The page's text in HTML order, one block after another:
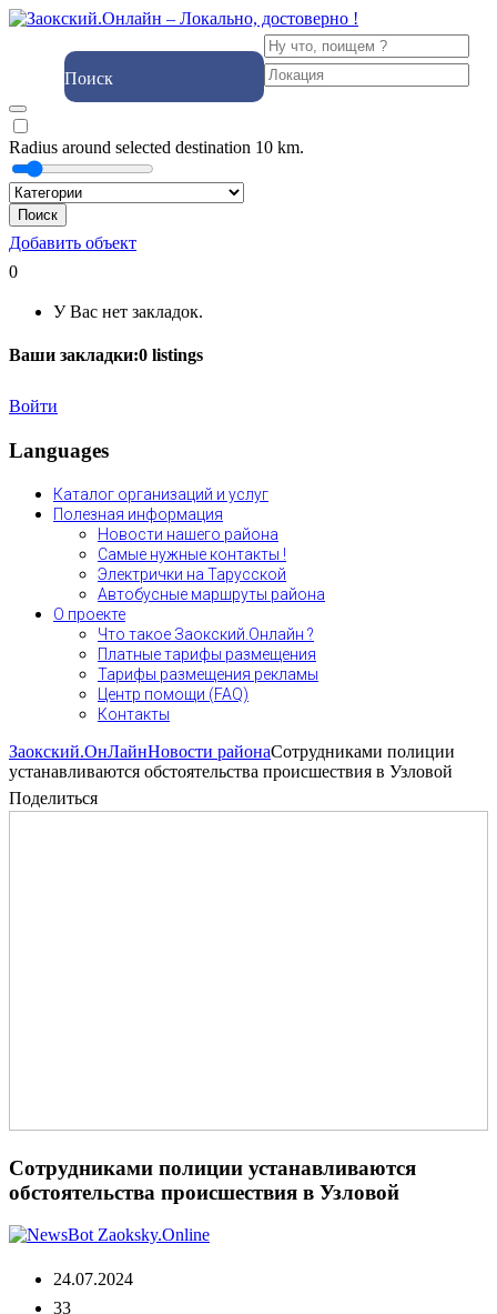
Поиск
Radius around selected destination 10 km.
Поиск
Добавить объект
0
У Вас нет закладок.
Ваши закладки:0 listings
Войти
Languages
Каталог организаций и услуг
Полезная информация
Новости нашего района
Самые нужные контакты !
Электрички на Тарусской
Автобусные маршруты района
О проекте
Что такое Заокский.Онлайн ?
Платные тарифы размещения
Тарифы размещения рекламы
Центр помощи (FAQ)
Контакты
Заокский.ОнЛайнНовости районаСотрудниками полиции
устанавливаются обстоятельства происшествия в Узловой
Поделиться
Сотрудниками полиции устанавливаются
обстоятельства происшествия в Узловой
24.07.2024
33